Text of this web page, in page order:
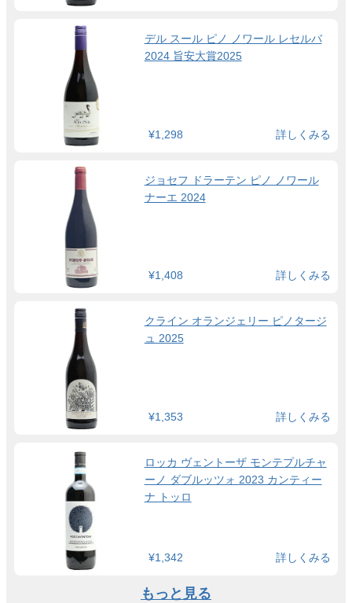
デル スール ピノ ノワール レセルバ
2024 旨安大賞2025
¥1,298 詳しくみる
ジョセフ ドラーテン ピノ ノワール
ナーエ 2024
¥1,408 詳しくみる
クライン オランジェリー ピノタージ
ュ 2025
¥1,353 詳しくみる
ロッカ ヴェントーザ モンテプルチャ
ーノ ダブルッツォ 2023 カンティー
ナ トッロ
¥1,342 詳しくみる
もっと見る